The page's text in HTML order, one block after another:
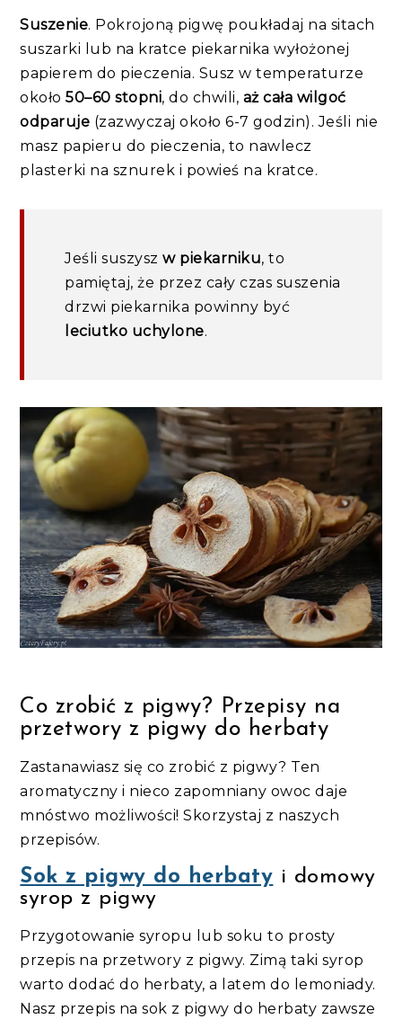
Suszenie. Pokrojoną pigwę poukładaj na sitach
suszarki lub na kratce piekarnika wyłożonej
papierem do pieczenia. Susz w temperaturze
około50–60 stopni, do chwili, aż cała wilgoć
odparuje (zazwyczaj około 6-7 godzin). Jeśli nie
masz papieru do pieczenia, to nawlecz
plasterki na sznurek i powieś na kratce.
Jeśli suszyszw piekarniku, to
pamiętaj, że przez cały czas suszenia
drzwi piekarnika powinny być
leciutko uchylone.
Co zrobić z pigwy? Przepisy na
przetwory z pigwy do herbaty
Zastanawiasz się co zrobić z pigwy? Ten
aromatyczny i nieco zapomniany owoc daje
mnóstwo możliwości! Skorzystaj z naszych
przepisów.
Sok z pigwy do herbaty i domowy
syrop z pigwy
Przygotowanie syropu lub soku to prosty
przepis na przetwory z pigwy. Zimą taki syrop
warto dodać do herbaty, a latem do lemoniady.
Nasz przepis na sok z pigwy do herbaty zawsze